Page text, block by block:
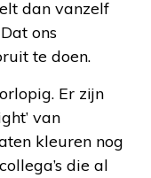
dan vanzelf
ons
te doen.
Er zijn
van
kleuren nog
die al